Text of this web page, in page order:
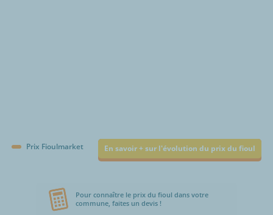
Prix Fioulmarket En savoir + sur l'évolution du prix du fioul
Pour connaître le prix du fioul dans votre
commune, faites un devis !